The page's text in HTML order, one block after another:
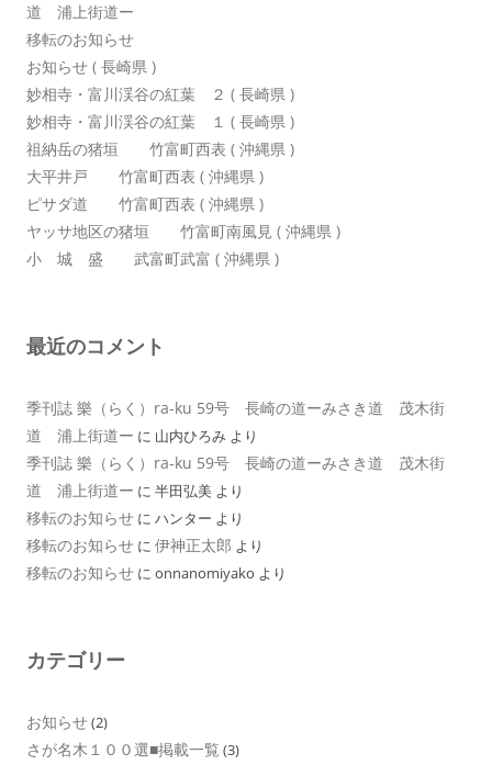
道 浦上街道ー
移転のお知らせ
お知らせ ( 長崎県 )
妙相寺・富川渓谷の紅葉 ２ ( 長崎県 )
妙相寺・富川渓谷の紅葉 １ ( 長崎県 )
祖納岳の猪垣 竹富町西表 ( 沖縄県 )
大平井戸 竹富町西表 ( 沖縄県 )
ピサダ道 竹富町西表 ( 沖縄県 )
ヤッサ地区の猪垣 竹富町南風見 ( 沖縄県 )
小 城 盛 武富町武富 ( 沖縄県 )
最近のコメント
季刊誌 樂（らく）ra-ku 59号 長崎の道ーみさき道 茂木街
道 浦上街道ー に 山内ひろみ より
季刊誌 樂（らく）ra-ku 59号 長崎の道ーみさき道 茂木街
道 浦上街道ー に 半田弘美 より
移転のお知らせ に ハンター より
移転のお知らせ に 伊神正太郎 より
移転のお知らせ に onnanomiyako より
カテゴリー
お知らせ(2)
さが名木１００選■掲載一覧 (3)